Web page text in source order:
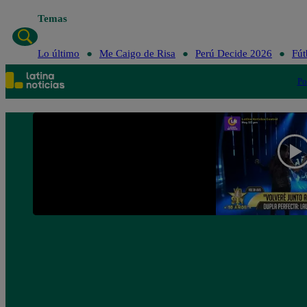
Temas
Lo último Me Caigo de Risa Perú Decide 2026